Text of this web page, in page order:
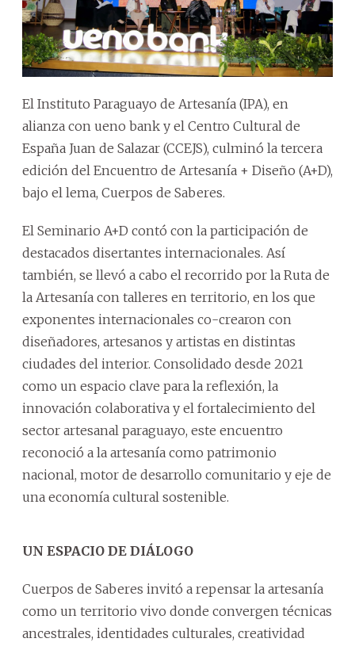
El Instituto Paraguayo de Artesanía (IPA), en
alianza con ueno bank y el Centro Cultural de
España Juan de Salazar (CCEJS), culminó la tercera
edición del Encuentro de Artesanía + Diseño (A+D),
bajo el lema, Cuerpos de Saberes.
El Seminario A+D contó con la participación de
destacados disertantes internacionales. Así
también, se llevó a cabo el recorrido por la Ruta de
la Artesanía con talleres en territorio, en los que
exponentes internacionales co-crearon con
diseñadores, artesanos y artistas en distintas
ciudades del interior. Consolidado desde 2021
como un espacio clave para la reflexión, la
innovación colaborativa y el fortalecimiento del
sector artesanal paraguayo, este encuentro
reconoció a la artesanía como patrimonio
nacional, motor de desarrollo comunitario y eje de
una economía cultural sostenible.
UN ESPACIO DE DIÁLOGO
Cuerpos de Saberes invitó a repensar la artesanía
como un territorio vivo donde convergen técnicas
ancestrales, identidades culturales, creatividad